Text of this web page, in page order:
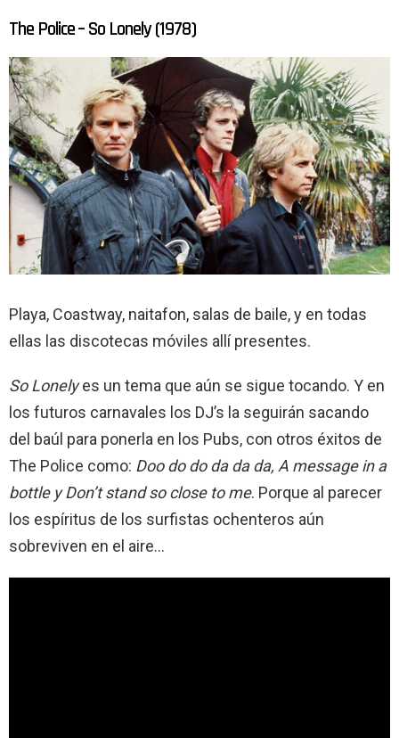
The Police – So Lonely (1978)
Playa, Coastway, naitafon, salas de baile, y en todas
ellas las discotecas móviles allí presentes.
So Lonelyes un tema que aún se sigue tocando. Y en
los futuros carnavales los DJ’s la seguirán sacando
del baúl para ponerla en los Pubs, con otros éxitos de
The Police como: Doo do do da da da, A message in a
bottle y Don’t stand so close to me. Porque al parecer
los espíritus de los surfistas ochenteros aún
sobreviven en el aire…